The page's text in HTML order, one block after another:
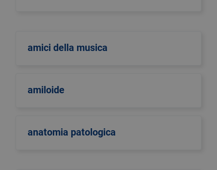
amici della musica
amiloide
anatomia patologica